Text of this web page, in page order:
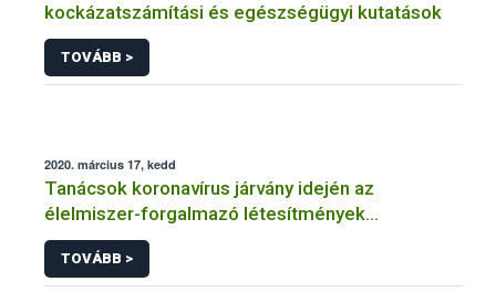
kockázatszámítási és egészségügyi kutatások
TOVÁBB >
2020. március 17, kedd
Tanácsok koronavírus járvány idején az
élelmiszer-forgalmazó létesítmények
üzemeltetőinek
TOVÁBB >